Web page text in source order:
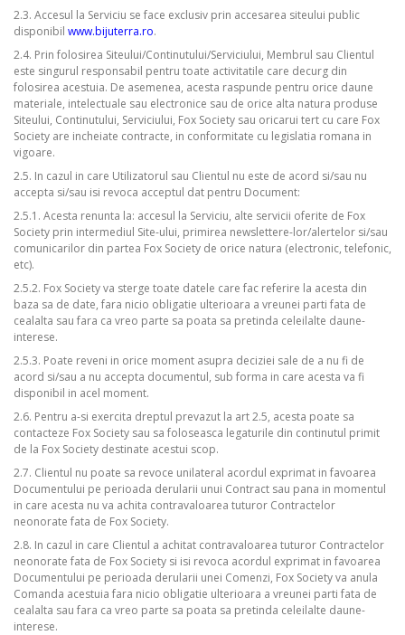
2.3. Accesul la Serviciu se face exclusiv prin accesarea siteului public
disponibil www.bijuterra.ro.
2.4. Prin folosirea Siteului/Continutului/Serviciului, Membrul sau Clientul
este singurul responsabil pentru toate activitatile care decurg din
folosirea acestuia. De asemenea, acesta raspunde pentru orice daune
materiale, intelectuale sau electronice sau de orice alta natura produse
Siteului, Continutului, Serviciului, Fox Society sau oricarui tert cu care Fox
Society are incheiate contracte, in conformitate cu legislatia romana in
vigoare.
2.5. In cazul in care Utilizatorul sau Clientul nu este de acord si/sau nu
accepta si/sau isi revoca acceptul dat pentru Document:
2.5.1. Acesta renunta la: accesul la Serviciu, alte servicii oferite de Fox
Society prin intermediul Site-ului, primirea newslettere-lor/alertelor si/sau
comunicarilor din partea Fox Society de orice natura (electronic, telefonic,
etc).
2.5.2. Fox Society va sterge toate datele care fac referire la acesta din
baza sa de date, fara nicio obligatie ulterioara a vreunei parti fata de
cealalta sau fara ca vreo parte sa poata sa pretinda celeilalte daune-
interese.
2.5.3. Poate reveni in orice moment asupra deciziei sale de a nu fi de
acord si/sau a nu accepta documentul, sub forma in care acesta va fi
disponibil in acel moment.
2.6. Pentru a-si exercita dreptul prevazut la art 2.5, acesta poate sa
contacteze Fox Society sau sa foloseasca legaturile din continutul primit
de la Fox Society destinate acestui scop.
2.7. Clientul nu poate sa revoce unilateral acordul exprimat in favoarea
Documentului pe perioada derularii unui Contract sau pana in momentul
in care acesta nu va achita contravaloarea tuturor Contractelor
neonorate fata de Fox Society.
2.8. In cazul in care Clientul a achitat contravaloarea tuturor Contractelor
neonorate fata de Fox Society si isi revoca acordul exprimat in favoarea
Documentului pe perioada derularii unei Comenzi, Fox Society va anula
Comanda acestuia fara nicio obligatie ulterioara a vreunei parti fata de
cealalta sau fara ca vreo parte sa poata sa pretinda celeilalte daune-
interese.